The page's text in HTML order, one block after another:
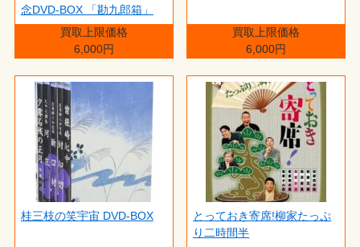
念DVD-BOX 「勘九郎箱」
買取上限価格
6,000円
買取上限価格
6,000円
桂三枝の笑宇宙 DVD-BOX
とっておき寄席!柳家たっぷ
り二時間半